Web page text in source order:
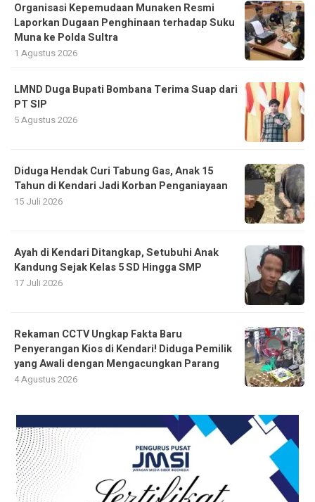
Organisasi Kepemudaan Munaken Resmi
Laporkan Dugaan Penghinaan terhadap Suku
Muna ke Polda Sultra
1 Agustus 2026
LMND Duga Bupati Bombana Terima Suap dari
PT SIP
5 Agustus 2026
Diduga Hendak Curi Tabung Gas, Anak 15
Tahun di Kendari Jadi Korban Penganiayaan
15 Juli 2026
Ayah di Kendari Ditangkap, Setubuhi Anak
Kandung Sejak Kelas 5 SD Hingga SMP
17 Juli 2026
Rekaman CCTV Ungkap Fakta Baru
Penyerangan Kios di Kendari! Diduga Pemilik
yang Awali dengan Mengacungkan Parang
4 Agustus 2026